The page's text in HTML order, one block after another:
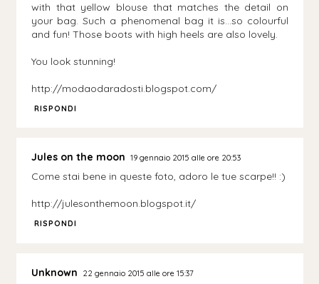
with that yellow blouse that matches the detail on
your bag. Such a phenomenal bag it is...so colourful
and fun! Those boots with high heels are also lovely.
You look stunning!
http://modaodaradosti.blogspot.com/
RISPONDI
Jules on the moon 19 gennaio 2015 alle ore 20:53
Come stai bene in queste foto, adoro le tue scarpe!! :)
http://julesonthemoon.blogspot.it/
RISPONDI
Unknown 22 gennaio 2015 alle ore 15:37